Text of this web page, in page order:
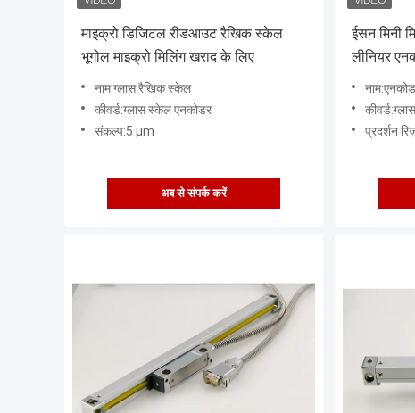
माइक्रो डिजिटल रीडआउट रैखिक स्केल
भूगोल माइक्रो मिलिंग खराद के लिए
नाम:ग्लास रैखिक स्केल
कीवर्ड:ग्लास स्केल एनकोडर
संकल्प:5 µm
अब से संपर्क करें
ईसन मिनी
लीनियर
प्रदर्शन